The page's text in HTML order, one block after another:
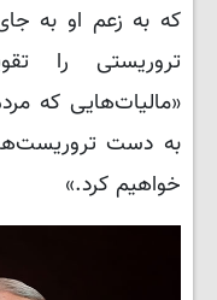
که به زعم او به
تروریستی را
«مالیات‌هایی که
به دست
خواهیم کرد.»